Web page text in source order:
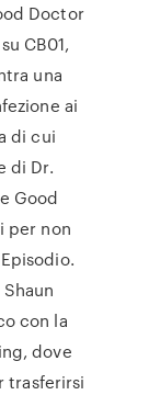
Doctor
CB01,
una
ai
di cui
di Dr.
Good
per non
con la
dove
trasferirsi